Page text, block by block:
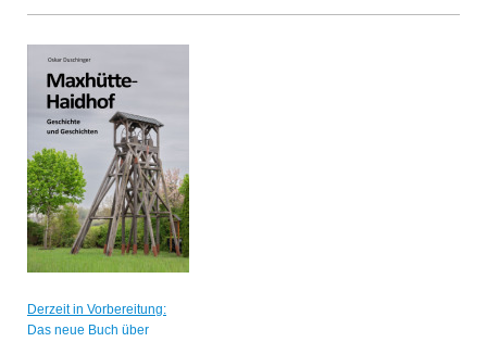
Derzeit in Vorbereitung:
Das neue Buch über